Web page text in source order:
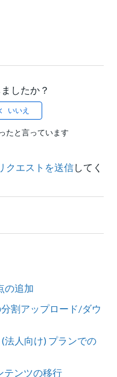
したか？
たと言っています
クエストを送信してく
の追加
割アップロード/ダウ
法人向け) プランでの
テンツの移行